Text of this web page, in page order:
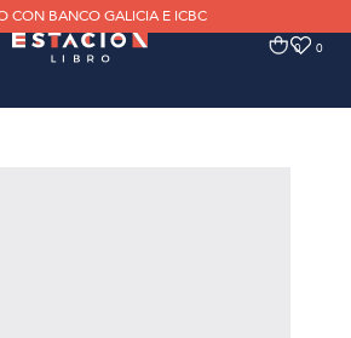
CON BANCO GALICIA E ICBC
0 0